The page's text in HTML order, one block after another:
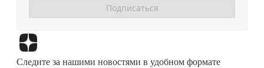
Следите за нашими новостями в удобном формате